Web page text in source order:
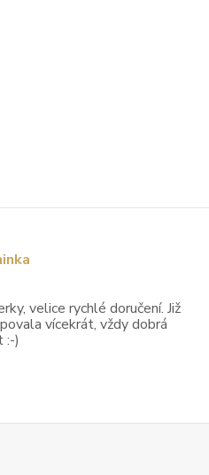
velice rychlé doručení. Již
vícekrát, vždy dobrá
:-)